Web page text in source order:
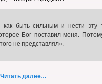
быть сильным и нести эту
Бог поставил меня.
не представлял».
Читать далее…